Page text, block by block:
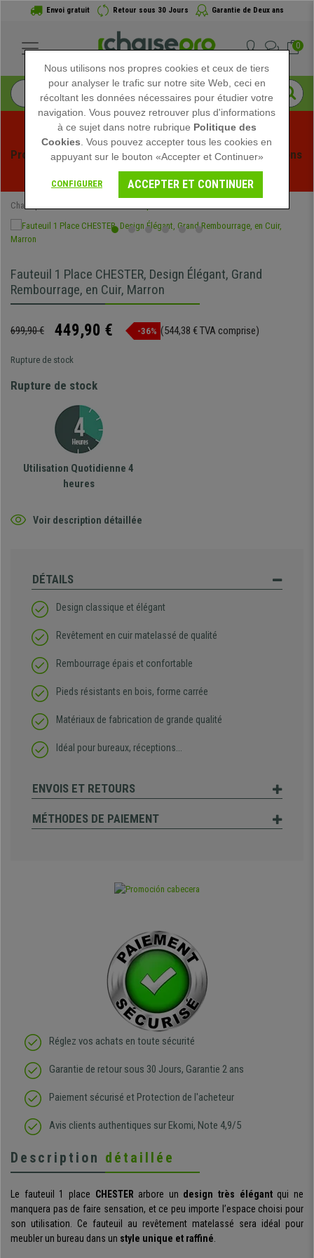
Envoi gratuit Retour sous 30 Jours Garantie de Deux ans
0
Profitez des soldes d'été chez Chaisepro ! Des réductions
exclusives pour une durée limitée - Voir l'offre
Chaisepro
Fauteuil 1 Place CHESTER, Design Élégant, Grand
Rembourrage, en Cuir, Marron
699,90 € 449,90 € -36% (544,38 € TVA comprise)
Rupture de stock
Rupture de stock
Utilisation Quotidienne 4
heures
Voir description détaillée
DÉTAILS
Design classique et élégant
Revêtement en cuir matelassé de qualité
Rembourrage épais et confortable
Pieds résistants en bois, forme carrée
Matériaux de fabrication de grande qualité
Idéal pour bureaux, réceptions...
ENVOIS ET RETOURS
MÉTHODES DE PAIEMENT
Réglez vos achats en toute sécurité
Garantie de retour sous 30 Jours, Garantie 2 ans
Paiement sécurisé et Protection de l'acheteur
Avis clients authentiques sur Ekomi, Note 4,9/5
Description détaillée
Le fauteuil 1 place CHESTER arbore un design très élégantqui ne
manquera pas de faire sensation, et ce peu importe l’espace choisi pour
son utilisation. Ce fauteuil au revêtement matelassé sera idéal pour
meubler un bureau dans un style unique et raffiné.
Nous utilisons nos propres cookies et ceux de tiers
pour analyser le trafic sur notre site Web, ceci en
récoltant les données nécessaires pour étudier votre
navigation. Vous pouvez retrouver plus d'informations
à ce sujet dans notre rubrique Politique des
Cookies . Vous pouvez accepter tous les cookies en
appuyant sur le bouton «Accepter et Continuer»
CONFIGURER ACCEPTER ET CONTINUER